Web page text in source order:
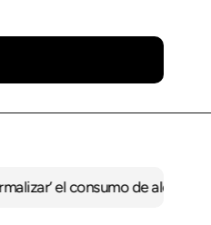
de alcoholDe Perlío a